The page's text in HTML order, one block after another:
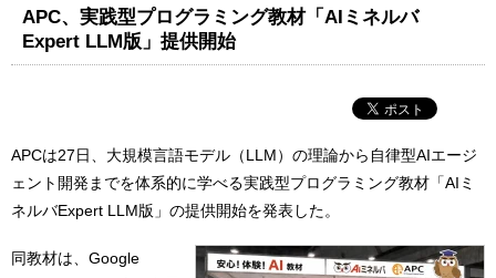
APC、実践型プログラミング教材「AIミネルバ
Expert LLM版」提供開始
APCは27日、大規模言語モデル（LLM）の理論から自律型AIエージ
ェント開発までを体系的に学べる実践型プログラミング教材「AIミ
ネルバExpert LLM版」の提供開始を発表した。
同教材は、Google